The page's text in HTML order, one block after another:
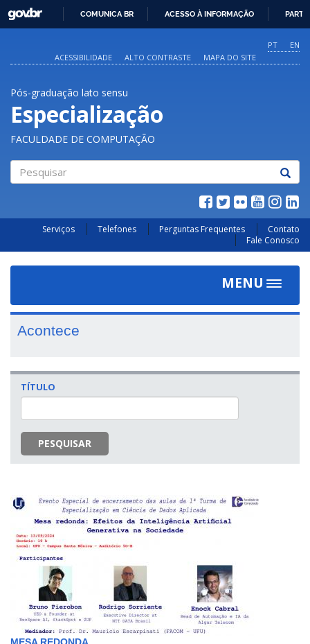
O
CONTEÚDO
GOVBR
COMUNICA BR ACESSO À INFORMAÇÃO
PT
EN
ACESSIBILIDADE
ALTO CONTRASTE MAPA DO SITE
Pós-graduação lato sensu
Especialização
FACULDADE DE COMPUTAÇÃO
Serviços Telefones Perguntas Frequentes
Contato
Fale Conosco
MENU
Toggle
Acontece
TÍTULO
PESQUISAR